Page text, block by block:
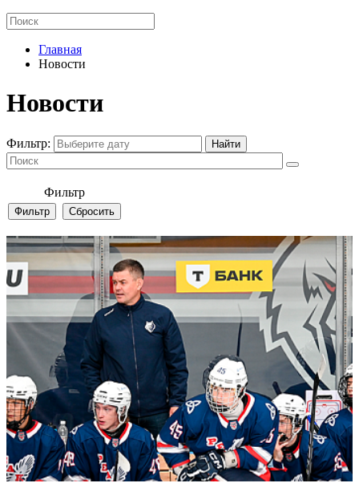
Главная
Новости
Новости
Фильтр:
Фильтр